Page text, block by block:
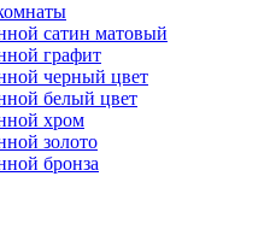
сатин матовый
графит
черный цвет
белый цвет
хром
золото
бронза